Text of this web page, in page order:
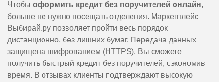
Чтобы оформить кредит без поручителей онлайн,
больше не нужно посещать отделения. Маркетплейс
Выбирай.ру позволяет пройти весь порядок
дистанционно, без лишних бумаг. Передача данных
защищена шифрованием (HTTPS). Вы сможете
получить быстрый кредит без поручителей, сэкономив
время. В отзывах клиенты подтверждают высокую